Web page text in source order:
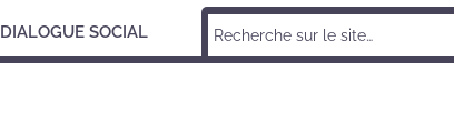
DIALOGUE SOCIAL